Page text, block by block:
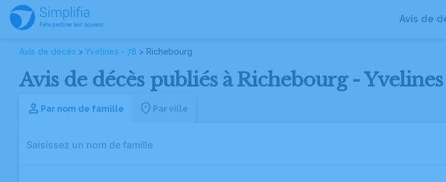
Avis de
Avis de décès > Yvelines - 78 > Richebourg
Avis de décès publiés à Richebourg - Yvelines
Par nom de famille Par ville